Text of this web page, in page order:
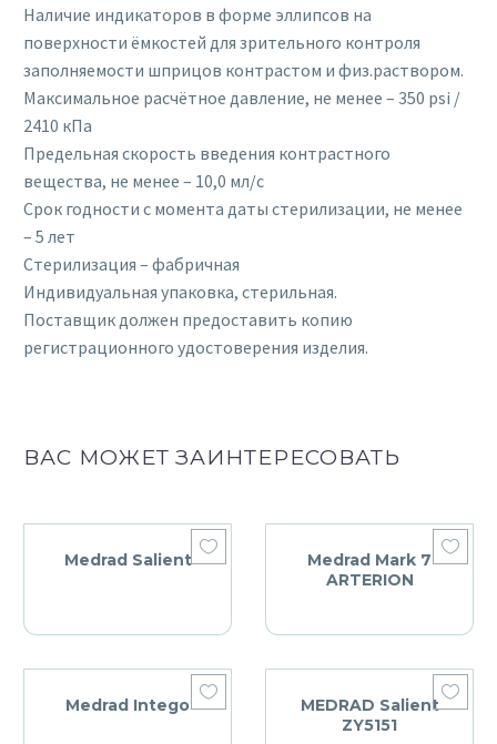
Наличие индикаторов в форме эллипсов на
поверхности ёмкостей для зрительного контроля
заполняемости шприцов контрастом и физ.раствором.
Максимальное расчётное давление, не менее – 350 psi /
2410 кПа
Предельная скорость введения контрастного
вещества, не менее – 10,0 мл/с
Срок годности с момента даты стерилизации, не менее
– 5 лет
Стерилизация – фабричная
Индивидуальная упаковка, стерильная.
Поставщик должен предоставить копию
регистрационного удостоверения изделия.
ВАС МОЖЕТ ЗАИНТЕРЕСОВАТЬ
Medrad Salient
Medrad Mark 7
ARTERION
Medrad Intego
MEDRAD Salient
ZY5151